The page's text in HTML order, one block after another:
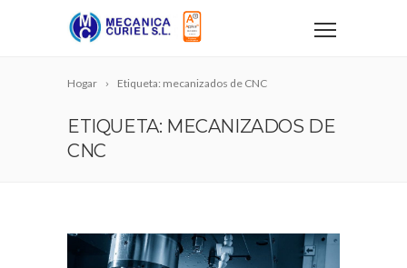
Hogar Etiqueta: mecanizados de CNC
ETIQUETA: MECANIZADOS DE
CNC